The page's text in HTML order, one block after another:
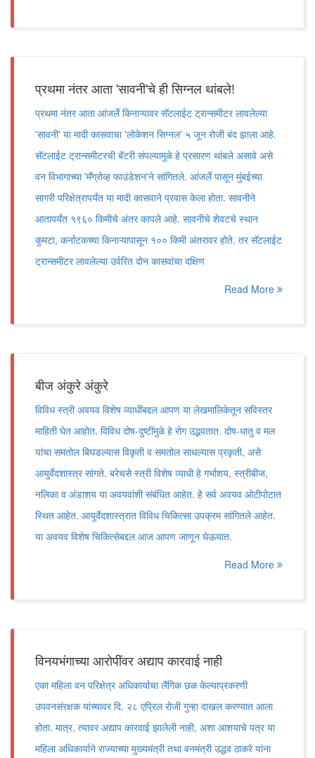
प्रथमा नंतर आता 'सावनी'चे ही सिग्नल थांबले!
प्रथमा नंतर आता आंजर्ले किनाऱ्यावर सॅटलाईट ट्रान्समीटर लावलेल्या
'सावनी' या मादी कासवाचा 'लोकेशन सिग्नल' ५ जून रोजी बंद झाला आहे.
सॅटलाईट ट्रान्समीटरची बॅटरी संपल्यामुळे हे प्रसारण थांबले असावे असे
वन विभागाच्या 'मॅंग्रोव्ह फाउंडेशन'ने सांगितले. आंजर्ले पासून मुंबईच्या
सागरी परिक्षेत्रापर्यंत या मादी कासवाने प्रवास केला होता. सावनीने
आतापर्यंत १९६० किमीचे अंतर कापले आहे. सावनीचे शेवटचे स्थान
कुमटा, कर्नाटकच्या किनाऱ्यापासून १०० किमी अंतरावर होते. तर सॅटलाईट
ट्रान्समीटर लावलेल्या उर्वरित दोन कासवांचा दक्षिण
Read More
बीज अंकुरे अंकुरे
विविध स्त्री अवयव विशेष व्याधींबद्दल आपण या लेखमालिकेतून सविस्तर
माहिती घेत आहोत. विविध दोष-दुष्टींमुळे हे रोग उद्भवतात. दोष-धातु व मल
यांचा समतोल बिघडल्यास विकृती व समतोल साधल्यास प्रकृती, असे
आयुर्वेदशास्त्र सांगते. बरेचसे स्त्री विशेष व्याधी हे गर्भाशय, स्त्रीबीज,
नलिका व अंडाशय या अवयवांशी संबंधित आहेत. हे सर्व अवयव ओटीपोटात
स्थित आहेत. आयुर्वेदशास्त्रात विविध चिकित्सा उपक्रम सांगितले आहेत.
या अवयव विशेष चिकित्सेबद्दल आज आपण जाणून घेऊयात.
Read More
विनयभंगाच्या आरोपींवर अद्याप कारवाई नाही
एका महिला वन परिक्षेत्र अधिकार्याचा लैंगिक छळ केल्याप्रकरणी
उपवनसंरक्षक यांच्यावर दि. २८ एप्रिल रोजी गुन्हा दाखल करण्यात आला
होता. मात्र, त्यावर अद्याप कारवाई झालेली नाही, अशा आशयाचे पत्र या
महिला अधिकार्याने राज्याच्या मुख्यमंत्री तथा वनमंत्री उद्धव ठाकरे यांना